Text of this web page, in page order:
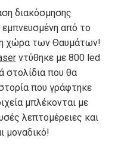
διακόσμησης
εμπνευσμένη από το
χώρα των Θαυμάτων!
ντύθηκε με 800 led
στολίδια που θα
που γράφτηκε
μπλέκονται με
λεπτομέρειες και
μοναδικό!